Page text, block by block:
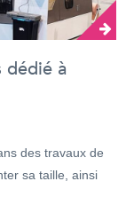
dédié à
des travaux de
sa taille, ainsi